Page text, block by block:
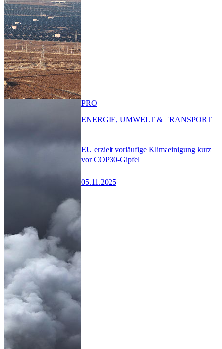
EU erzielt vorläufige Klimaeinigung kurz
vor COP30-Gipfel
05.11.2025
PRO
ENERGIE, UMWELT & TRANSPORT